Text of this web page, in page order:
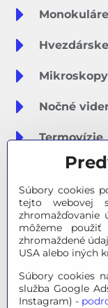
Nočné
Termovízie
Značky
Výpredaj
Tipy na
Poradňa -
Súbory cookies
tejto webovej
zhromažďovanie
môžeme
zhromaždené
USA alebo iných
Súbory cookies
služba Google
Instagram) -